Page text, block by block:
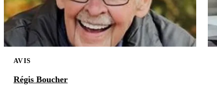
AVIS
Régis Boucher